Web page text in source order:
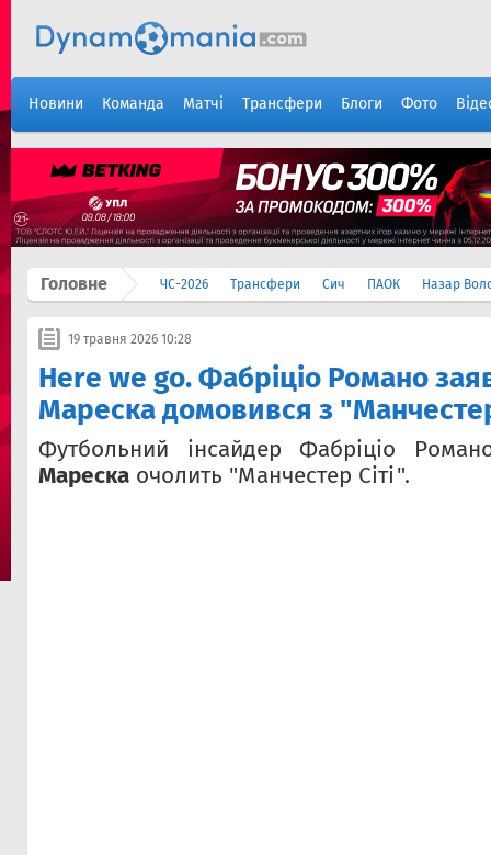
Новини Команда Матчі Трансфери Блоги Фото
Головне ЧС-2026 Трансфери Сич ПАОК Назар
19 травня 2026 10:28
Here we go. Фабріціо Романо
Мареска домовився з
Футбольний інсайдер Фабріціо
Мареска очолить "Манчестер Сіті".